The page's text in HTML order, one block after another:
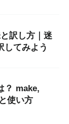
訳し方｜迷
してみよう
？ make,
使い方